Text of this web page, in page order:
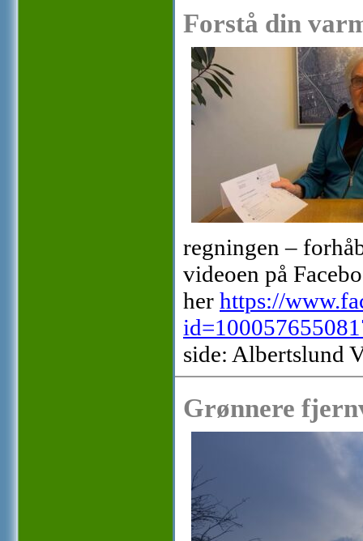
Forstå din
regningen –
videoen på
her https://
side: Albertslund
Grønnere